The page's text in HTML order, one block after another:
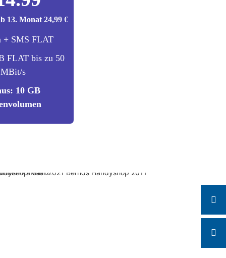
13. Monat 24,99 €
+ SMS FLAT
FLAT bis zu 50
MBit/s
10 GB